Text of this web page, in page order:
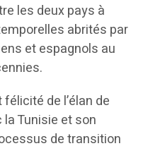
les deux pays à
abrités par
et espagnols au
de l’élan de
la Tunisie et son
de transition